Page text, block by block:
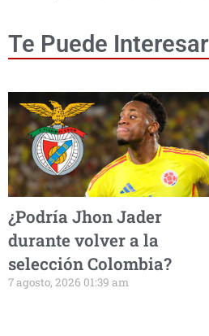
Te Puede Interesar
¿Podría Jhon Jader
durante volver a la
selección Colombia?
7 agosto, 2026 01:39 am